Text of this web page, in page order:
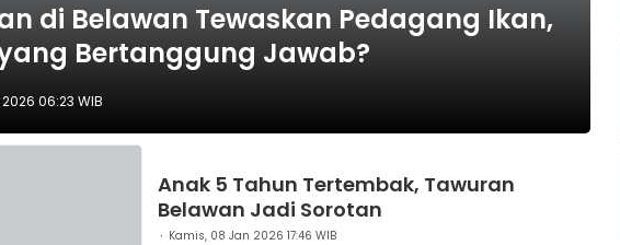
di Belawan Tewaskan Pedagang Ikan,
Bertanggung Jawab?
06:23 WIB
Anak 5 Tahun Tertembak, Tawuran
Belawan Jadi Sorotan
Kamis, 08 Jan 2026 17:46 WIB